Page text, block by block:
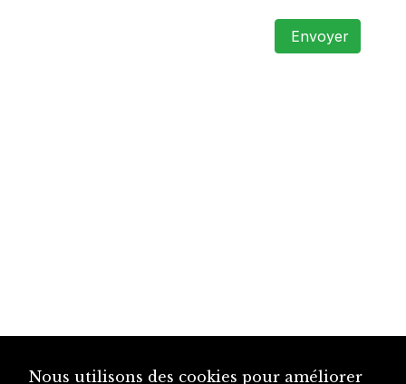
Envoyer
Nous utilisons des cookies pour améliorer